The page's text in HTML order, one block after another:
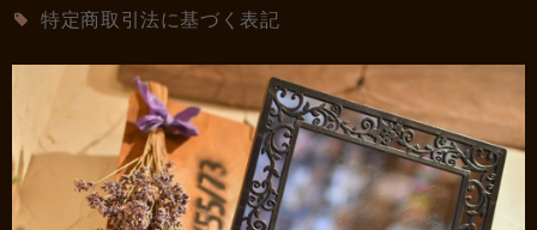
特定商取引法に基づく表記